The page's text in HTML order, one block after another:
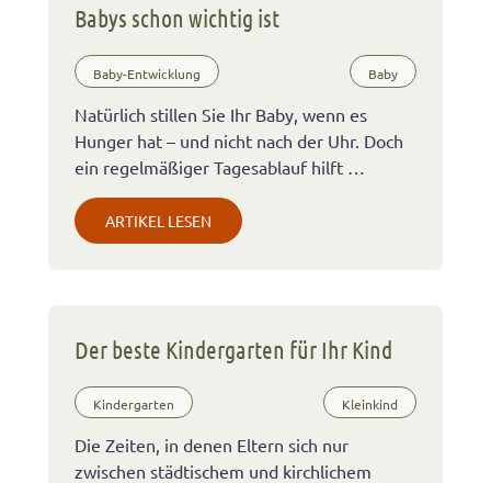
Babys schon wichtig ist
Baby-Entwicklung Baby
Natürlich stillen Sie Ihr Baby, wenn es
Hunger hat – und nicht nach der Uhr. Doch
ein regelmäßiger Tagesablauf hilft …
ARTIKEL LESEN
Der beste Kindergarten für Ihr Kind
Kindergarten Kleinkind
Die Zeiten, in denen Eltern sich nur
zwischen städtischem und kirchlichem